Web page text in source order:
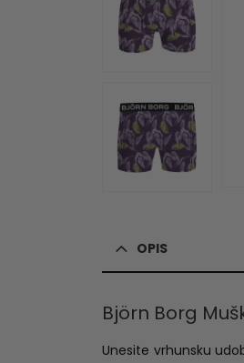
OPIS
Björn Borg
Unesite vrhunsku